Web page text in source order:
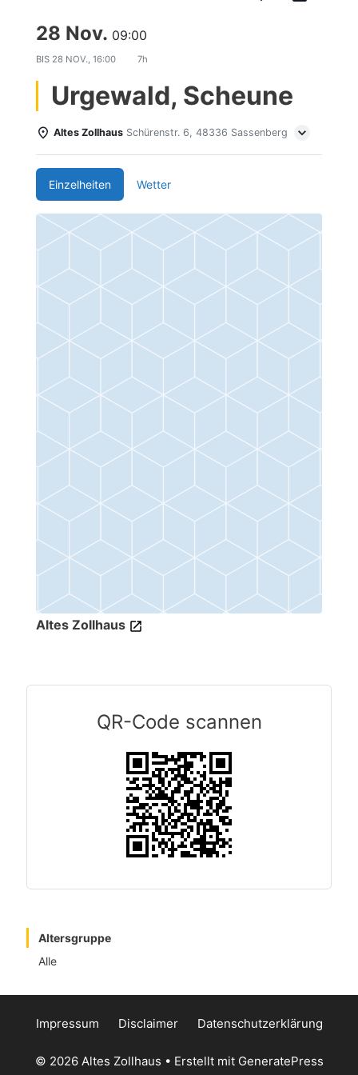
28 Nov. 09:00
BIS 28 NOV., 16:00 7h
Urgewald, Scheune
Altes Zollhaus Schürenstr. 6, 48336 Sassenberg
Einzelheiten Wetter
Altes Zollhaus
QR-Code scannen
Altersgruppe
Alle
Impressum Disclaimer Datenschutzerklärung
© 2026 Altes Zollhaus • Erstellt mit GeneratePress